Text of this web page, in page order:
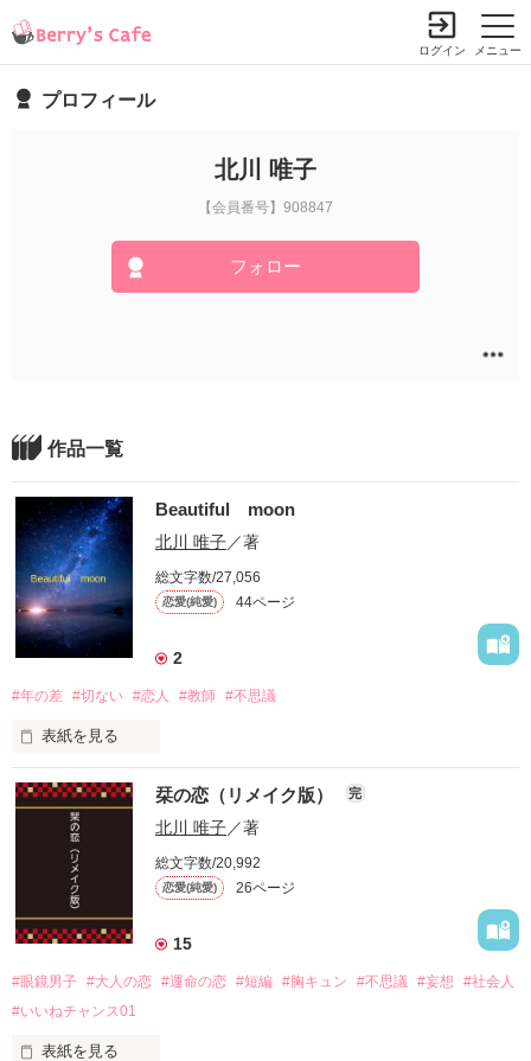
メニュー
ログイン
プロフィール
北川 唯子
【会員番号】908847
フォロー
作品一覧
Beautiful moon
北川 唯子／著
総文字数/27,056
恋愛(純愛) 44ページ
2
#年の差 #切ない #恋人 #教師 #不思議
表紙を見る
・・・・・・・・・・・・・・・・
木崎　美園　25歳
冷静沈着大人女子
✕
憂いのある温和な高校教師
恋愛小説
栞の恋（リメイク版） 完
北川 唯子／著
総文字数/20,992
恋愛(純愛) 26ページ
15
#眼鏡男子 #大人の恋 #運命の恋 #短編 #胸キュン #不思議 #妄想
#社会人
#いいねチャンス01
表紙を見る